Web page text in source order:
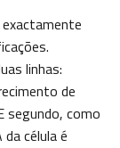
linhas:
de
segundo, como
célula é